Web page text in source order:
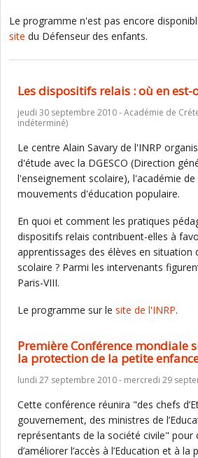
Le programme n'est pas encore
site du Défenseur des enfants.
Les dispositifs relais : où en est-
jeudi 30 septembre 2010 - Académie de
indéterminé)
Le centre Alain Savary de l'INRP
d'étude avec la DGESCO (Direction
l'enseignement scolaire), l'académie de
mouvements d'éducation populaire.
En quoi et comment les pratiques
dispositifs relais contribuent-elles à
apprentissages des élèves en situation
scolaire ? Parmi les intervenants
Paris-VIII.
Le programme sur le site de l'INRP.
Première Conférence mondiale
la protection de la petite
lundi 27 septembre 2010 - mercredi 29
Cette conférence réunira "des chefs
gouvernement, des ministres de
représentants de la société civile" pour
d’améliorer l’accès à l’Education et à